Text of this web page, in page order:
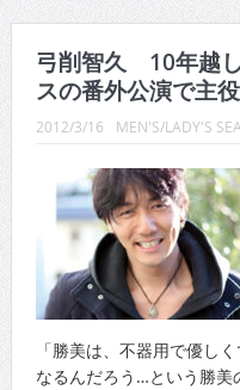
弓削智久 10年越
スの番外公演で主
2012/3/16 MEN'S/LADY'S
「勝美は、不器用で優し
なるんだろう…という勝美